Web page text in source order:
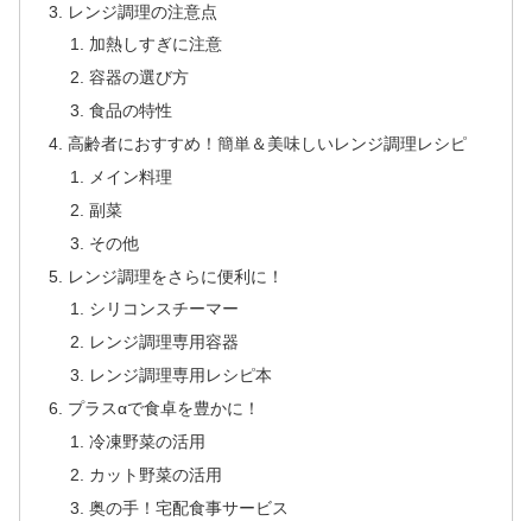
レンジ調理の注意点
加熱しすぎに注意
容器の選び方
食品の特性
高齢者におすすめ！簡単＆美味しいレンジ調理レシピ
メイン料理
副菜
その他
レンジ調理をさらに便利に！
シリコンスチーマー
レンジ調理専用容器
レンジ調理専用レシピ本
プラスαで食卓を豊かに！
冷凍野菜の活用
カット野菜の活用
奥の手！宅配食事サービス